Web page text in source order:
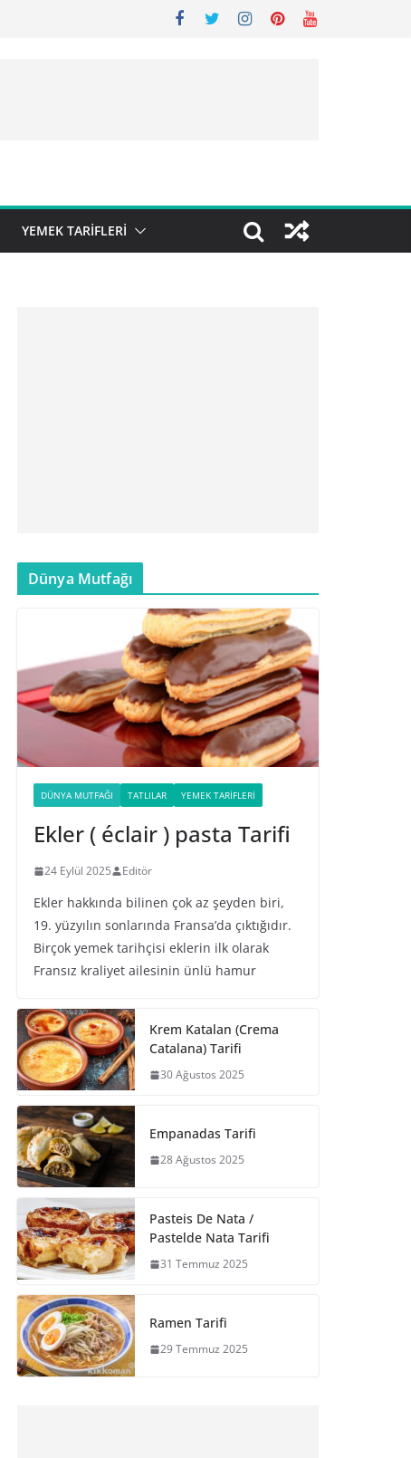
YEMEK TARIFLERI
Dünya Mutfağı
DÜNYA MUTFAĞI TATLILAR YEMEK TARIFLERI
Ekler ( éclair ) pasta Tarifi
24 Eylül 2025 Editör
Ekler hakkında bilinen çok az şeyden biri,
19. yüzyılın sonlarında Fransa’da çıktığıdır.
Birçok yemek tarihçisi eklerin ilk olarak
Fransız kraliyet ailesinin ünlü hamur
Krem Katalan (Crema
Catalana) Tarifi
30 Ağustos 2025
Empanadas Tarifi
28 Ağustos 2025
Pasteis De Nata /
Pastelde Nata Tarifi
31 Temmuz 2025
Ramen Tarifi
29 Temmuz 2025